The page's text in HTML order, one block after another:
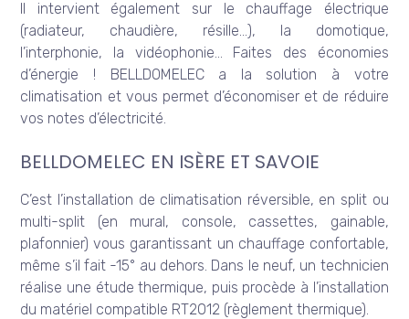
Il intervient également sur le chauffage électrique
(radiateur, chaudière, résille…), la domotique,
l’interphonie, la vidéophonie… Faites des économies
d’énergie ! BELLDOMELEC a la solution à votre
climatisation et vous permet d’économiser et de réduire
vos notes d’électricité.
BELLDOMELEC EN ISÈRE ET SAVOIE
C’est l’installation de climatisation réversible, en split ou
multi-split (en mural, console, cassettes, gainable,
plafonnier) vous garantissant un chauffage confortable,
même s’il fait -15° au dehors. Dans le neuf, un technicien
réalise une étude thermique, puis procède à l’installation
du matériel compatible RT2012 (règlement thermique).